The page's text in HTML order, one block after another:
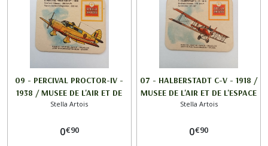
09 - PERCIVAL PROCTOR-IV -
1938 / MUSEE DE L'AIR ET DE
L'ESPACE / STELLA ARTOIS
Stella Artois
0€90
07 - HALBERSTADT C-V - 1918 /
MUSEE DE L'AIR ET DE L'ESPACE
/ STELLA ARTOIS
Stella Artois
0€90